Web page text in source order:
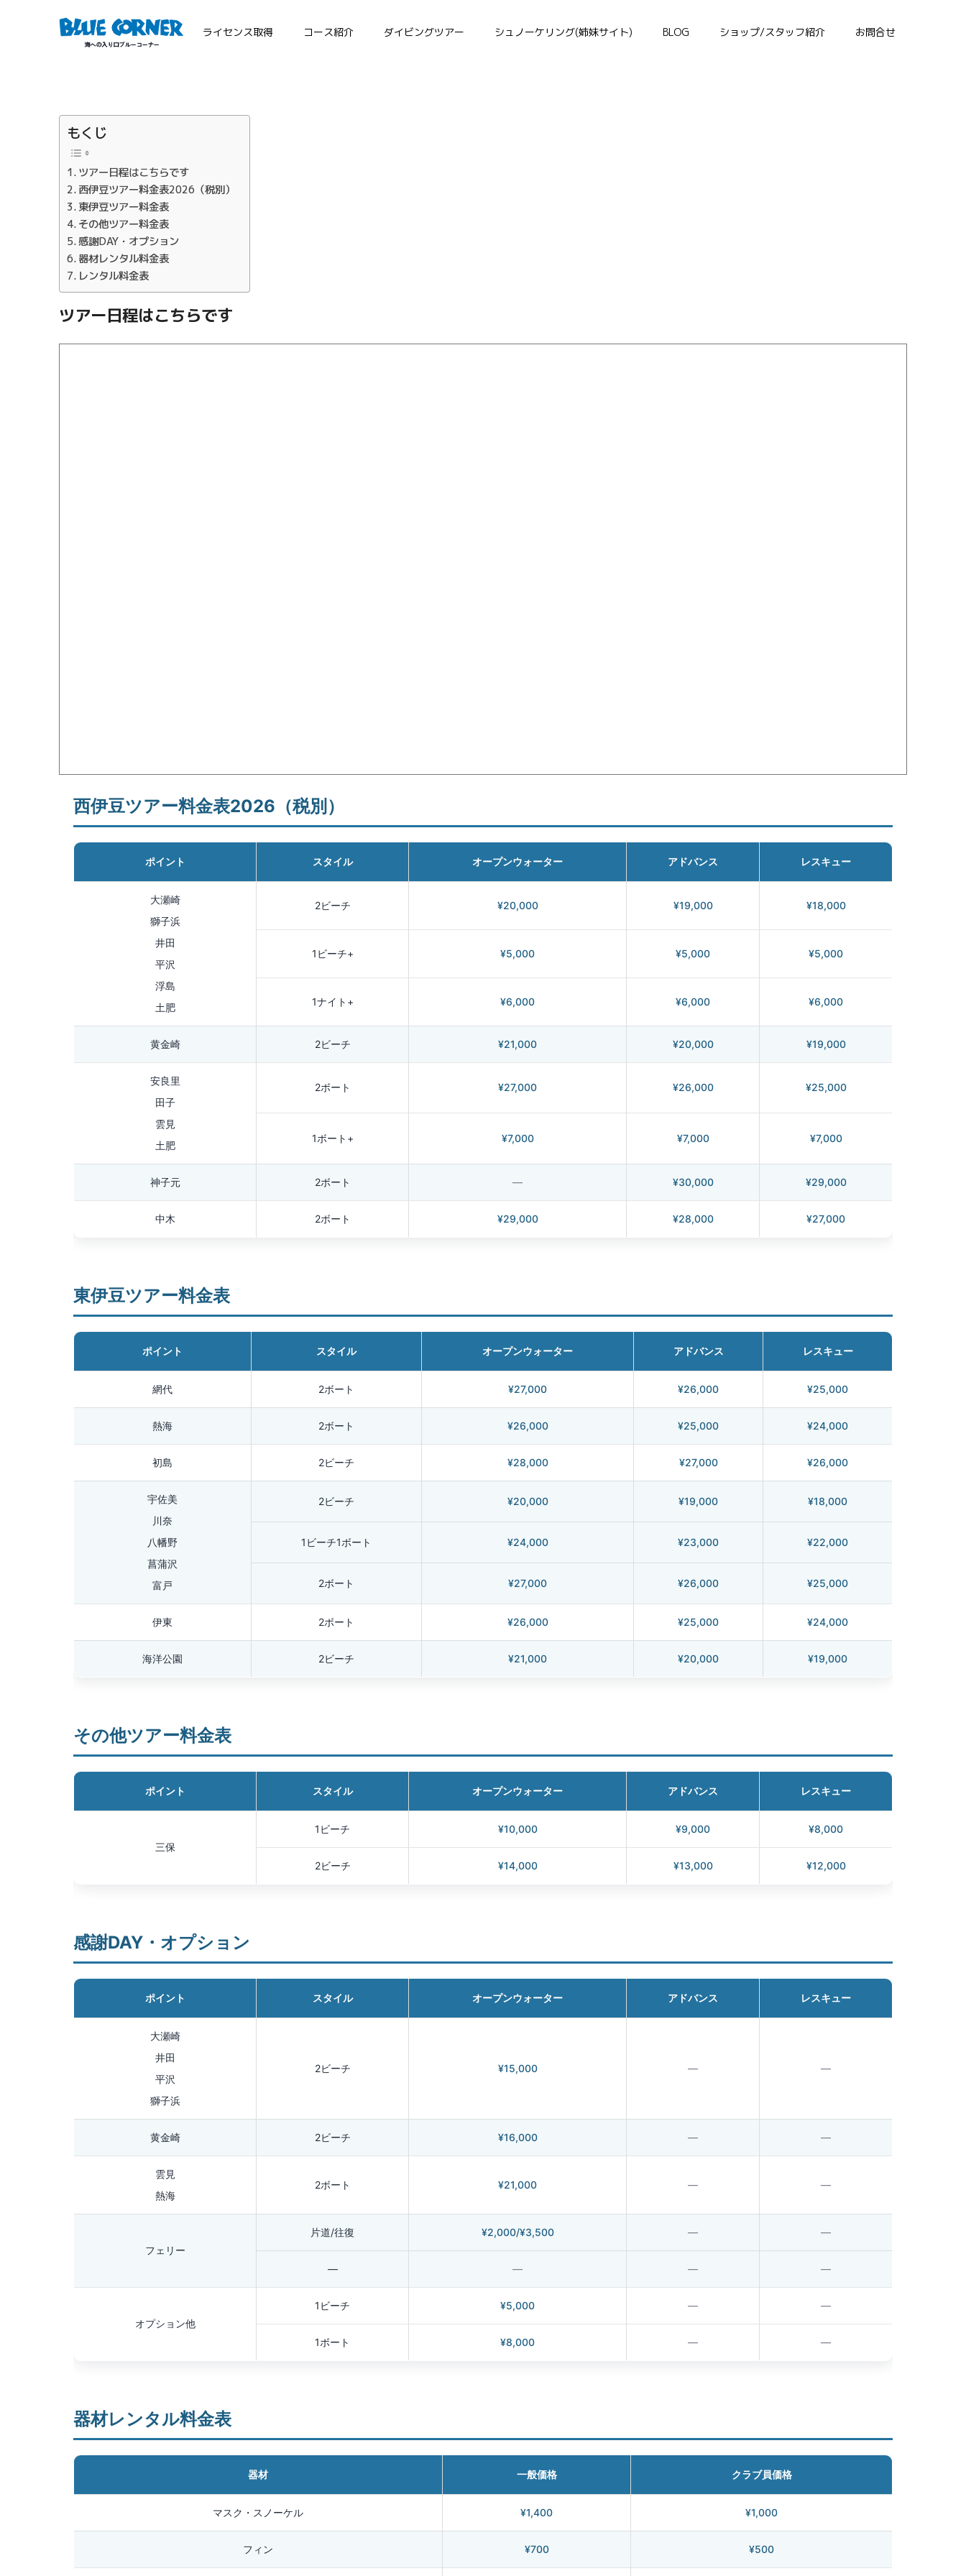
ライセンス取得 コース紹介 ダイビングツアー シュノーケリング(姉妹サイト) BLOG ショップ/スタッフ紹介 お問合せ
もくじ
ツアー日程はこちらです
西伊豆ツアー料金表2026（税別）
東伊豆ツアー料金表
その他ツアー料金表
感謝DAY・オプション
器材レンタル料金表
レンタル料金表
ツアー日程はこちらです
西伊豆ツアー料金表2026（税別）
ポイント スタイル オープンウォーター アドバンス レスキュー
大瀬崎
獅子浜
井田
平沢
浮島
土肥
2ビーチ ¥20,000 ¥19,000 ¥18,000
1ビーチ+ ¥5,000 ¥5,000 ¥5,000
1ナイト+ ¥6,000 ¥6,000 ¥6,000
黄金崎 2ビーチ ¥21,000 ¥20,000 ¥19,000
安良里
田子
雲見
土肥
2ボート ¥27,000 ¥26,000 ¥25,000
1ボート+ ¥7,000 ¥7,000 ¥7,000
神子元 2ボート — ¥30,000 ¥29,000
中木 2ボート ¥29,000 ¥28,000 ¥27,000
東伊豆ツアー料金表
ポイント スタイル オープンウォーター アドバンス レスキュー
網代 2ボート ¥27,000 ¥26,000 ¥25,000
熱海 2ボート ¥26,000 ¥25,000 ¥24,000
初島 2ビーチ ¥28,000 ¥27,000 ¥26,000
宇佐美
川奈
八幡野
菖蒲沢
富戸
2ビーチ ¥20,000 ¥19,000 ¥18,000
1ビーチ1ボート ¥24,000 ¥23,000 ¥22,000
2ボート ¥27,000 ¥26,000 ¥25,000
伊東 2ボート ¥26,000 ¥25,000 ¥24,000
海洋公園 2ビーチ ¥21,000 ¥20,000 ¥19,000
その他ツアー料金表
ポイント スタイル オープンウォーター アドバンス レスキュー
三保
1ビーチ ¥10,000 ¥9,000 ¥8,000
2ビーチ ¥14,000 ¥13,000 ¥12,000
感謝DAY・オプション
ポイント スタイル オープンウォーター アドバンス レスキュー
大瀬崎
井田
平沢
獅子浜
2ビーチ ¥15,000 — —
黄金崎 2ビーチ ¥16,000 — —
雲見
熱海
2ボート ¥21,000 — —
フェリー
片道/往復 ¥2,000/¥3,500 — —
— — — —
オプション他
1ビーチ ¥5,000 — —
1ボート ¥8,000 — —
器材レンタル料金表
器材 一般価格 クラブ員価格
マスク・スノーケル ¥1,400 ¥1,000
フィン ¥700 ¥500